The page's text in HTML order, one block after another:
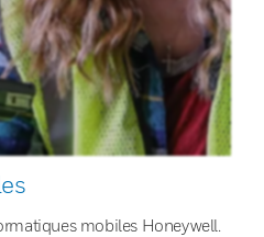
mobiles Honeywell.